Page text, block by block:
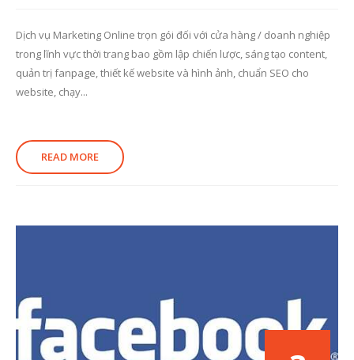
Dịch vụ Marketing Online trọn gói đối với cửa hàng / doanh nghiệp
trong lĩnh vực thời trang bao gồm lập chiến lược, sáng tạo content,
quản trị fanpage, thiết kế website và hình ảnh, chuẩn SEO cho
website, chạy...
READ MORE